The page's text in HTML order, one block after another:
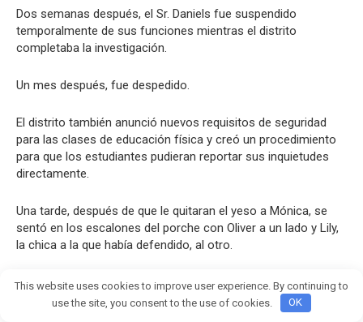
Dos semanas después, el Sr. Daniels fue suspendido
temporalmente de sus funciones mientras el distrito
completaba la investigación.
Un mes después, fue despedido.
El distrito también anunció nuevos requisitos de seguridad
para las clases de educación física y creó un procedimiento
para que los estudiantes pudieran reportar sus inquietudes
directamente.
Una tarde, después de que le quitaran el yeso a Mónica, se
sentó en los escalones del porche con Oliver a un lado y Lily,
la chica a la que había defendido, al otro.
Un mes después, fue despedido.
This website uses cookies to improve user experience. By continuing to
use the site, you consent to the use of cookies.
OK